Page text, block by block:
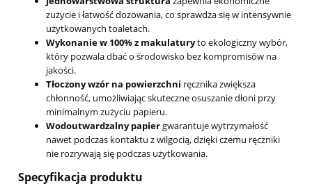
zużycie i łatwość dozowania, co sprawdza się w intensywnie
użytkowanych toaletach.
Wykonanie w 100% z makulaturyto ekologiczny wybór,
który pozwala dbać o środowisko bez kompromisów na
jakości.
Tłoczony wzór na powierzchni ręcznika zwiększa
chłonność, umożliwiając skuteczne osuszanie dłoni przy
minimalnym zużyciu papieru.
Wodoutwardzalny papiergwarantuje wytrzymałość
nawet podczas kontaktu z wilgocią, dzięki czemu ręczniki
nie rozrywają się podczas użytkowania.
Specyfikacja produktu